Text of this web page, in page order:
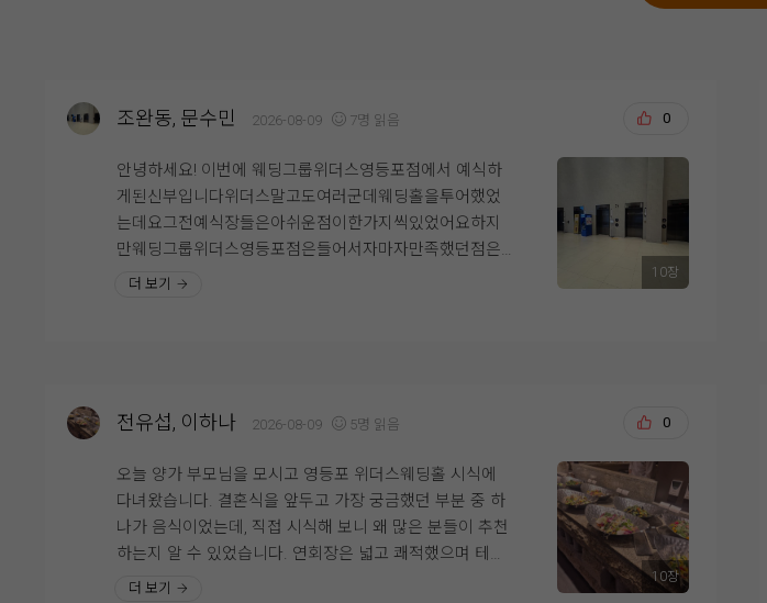
조완동, 문수민 2026-08-09 7명 읽음 0
안녕하세요! 이번에 웨딩그룹위더스영등포점에서 예식하
게된신부입니다위더스말고도여러군데웨딩홀을투어했었
는데요그전예식장들은아쉬운점이한가지씩있었어요하지
만웨딩그룹위더스영등포점은들어서자마자만족했던점은
엘레베이터가많았던점입니다결혼식장가면간혹엘레베이
부입장을할수있어서더욱더돋보이고특별하게신부입장을
도 넓고창이있어답답해보이지않았답니다이런여러가지이
유들로웨딩그룹위더스영등포점을선택하게되었고상담해
주셨던분도너무친절하게저희한테맞춰서잘상담해주셨어
요그리고예식준비는오래전부터준비하기때문에일정이헷
갈리고까먹을때도있는데까먹지않게문자까지넣어주시니
더 보기
10장
전유섭, 이하나 2026-08-09 5명 읽음 0
오늘 양가 부모님을 모시고 영등포 위더스웨딩홀 시식에
다녀왔습니다. 결혼식을 앞두고 가장 궁금했던 부분 중 하
나가 음식이었는데, 직접 시식해 보니 왜 많은 분들이 추천
하는지 알 수 있었습니다. 연회장은 넓고 쾌적했으며 테이
블 간격도 여유로워 편안한 분위기에서 식사를 즐길 수 있
더 보기
10장